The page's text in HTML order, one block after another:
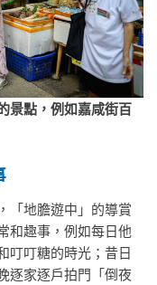
景點，例如嘉咸街百
「地膽遊中」的導賞
和趣事，例如每日他
叮叮糖的時光；昔日
逐家逐戶拍門「倒夜